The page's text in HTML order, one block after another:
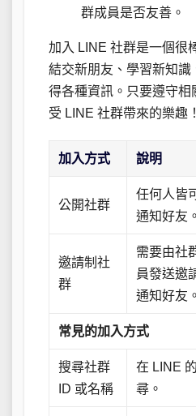
群成員是否友善。
加入 LINE 社群是一個很
結交新朋友、學習新知識
得各種資訊。只要遵守相
受 LINE 社群帶來的樂趣！
加入方式 說明
公開社群
任何人皆
通知好友。
邀請制社
群
需要由社
員發送邀
通知好友。
常見的加入方式
搜尋社群
ID 或名稱
在 LINE
尋。